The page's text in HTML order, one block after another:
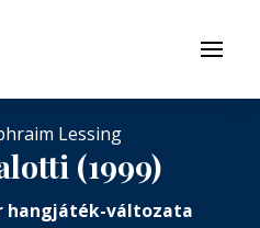
Menü
Lessing
(1999)
hangjáték-változata